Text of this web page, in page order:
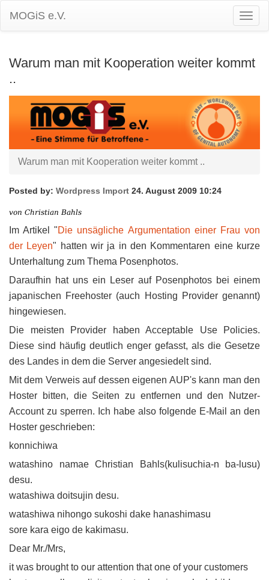
MOGiS e.V.
Warum man mit Kooperation weiter kommt
..
Warum man mit Kooperation weiter kommt ..
Posted by: Wordpress Import 24. August 2009 10:24
Im Artikel "Die unsägliche Argumentation einer Frau von
der Leyen" hatten wir ja in den Kommentaren eine kurze
Unterhaltung zum Thema Posenphotos.
Daraufhin hat uns ein Leser auf Posenphotos bei einem
japanischen Freehoster (auch Hosting Provider genannt)
hingewiesen.
Die meisten Provider haben Acceptable Use Policies.
Diese sind häufig deutlich enger gefasst, als die Gesetze
des Landes in dem die Server angesiedelt sind.
Mit dem Verweis auf dessen eigenen AUP's kann man den
Hoster bitten, die Seiten zu entfernen und den Nutzer-
Account zu sperren. Ich habe also folgende E-Mail an den
Hoster geschrieben:
konnichiwa
watashino namae Christian Bahls(kulisuchia-n ba-lusu)
desu.
watashiwa doitsujin desu.
watashiwa nihongo sukoshi dake hanashimasu
sore kara eigo de kakimasu.
Dear Mr./Mrs,
it was brought to our attention that one of your customers